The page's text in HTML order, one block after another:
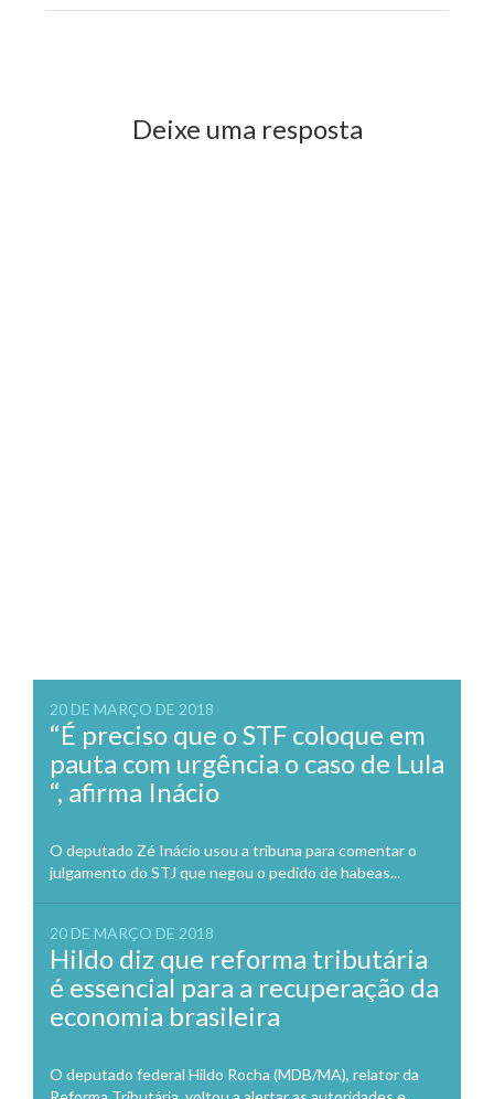
Deixe uma resposta
20 DE MARÇO DE 2018
“É preciso que o STF coloque em
pauta com urgência o caso de Lula
“, afirma Inácio
O deputado Zé Inácio usou a tribuna para comentar o
julgamento do STJ que negou o pedido de habeas...
20 DE MARÇO DE 2018
Hildo diz que reforma tributária
é essencial para a recuperação da
economia brasileira
O deputado federal Hildo Rocha (MDB/MA), relator da